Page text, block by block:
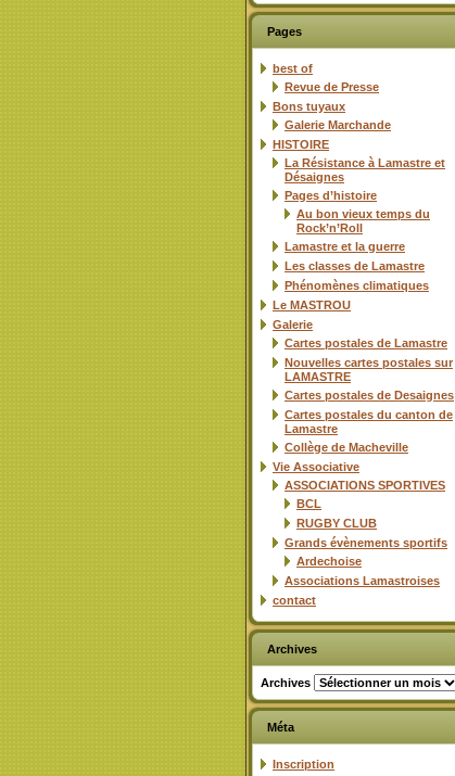
Pages
best of
Revue de Presse
Bons tuyaux
Galerie Marchande
HISTOIRE
La Résistance à Lamastre et
Désaignes
Pages d’histoire
Au bon vieux temps du
Rock’n’Roll
Lamastre et la guerre
Les classes de Lamastre
Phénomènes climatiques
Le MASTROU
Galerie
Cartes postales de Lamastre
Nouvelles cartes postales sur
LAMASTRE
Cartes postales de Desaignes
Cartes postales du canton de
Lamastre
Collège de Macheville
Vie Associative
ASSOCIATIONS SPORTIVES
BCL
RUGBY CLUB
Grands évènements sportifs
Ardechoise
Associations Lamastroises
contact
Archives
Archives
Méta
Inscription